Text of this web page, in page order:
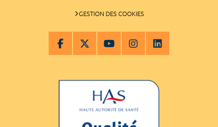
GESTION DES COOKIES